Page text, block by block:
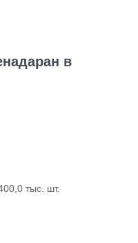
в
тыс. шт.